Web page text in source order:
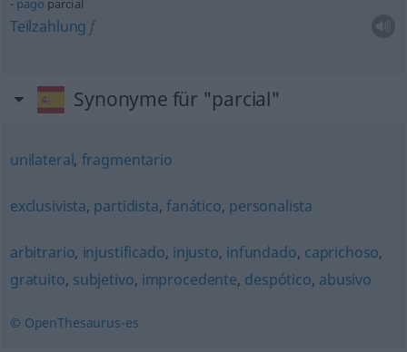
pago parcial
Teilzahlung f
Synonyme für "parcial"
unilateral, fragmentario
exclusivista, partidista,fanático, personalista
arbitrario, injustificado, injusto, infundado, caprichoso,
gratuito, subjetivo, improcedente, despótico, abusivo
© OpenThesaurus-es